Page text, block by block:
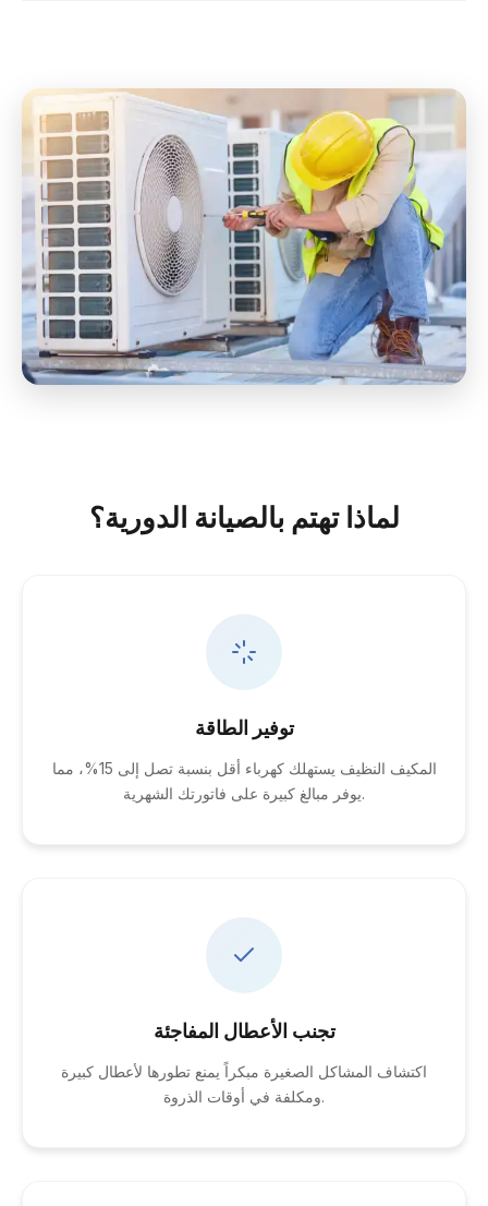
لماذا تهتم بالصيانة الدورية؟
توفير الطاقة
المكيف النظيف يستهلك كهرباء أقل بنسبة تصل إلى 15%، مما
يوفر مبالغ كبيرة على فاتورتك الشهرية.
تجنب الأعطال المفاجئة
اكتشاف المشاكل الصغيرة مبكراً يمنع تطورها لأعطال كبيرة
ومكلفة في أوقات الذروة.